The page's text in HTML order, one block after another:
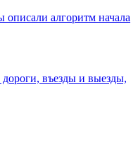
алгоритм начала
въезды и выезды,